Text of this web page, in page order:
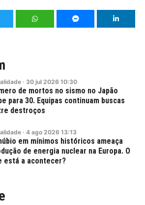
· 30 jul 2026 10:30
de mortos no sismo no Japão
para 30. Equipas continuam buscas
destroços
· 4 ago 2026 13:13
em mínimos históricos ameaça
de energia nuclear na Europa. O
está a acontecer?